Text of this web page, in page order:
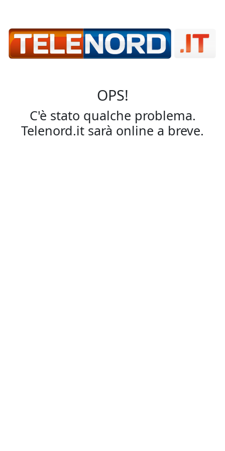
OPS!
C'è stato qualche problema.
Telenord.it sarà online a breve.